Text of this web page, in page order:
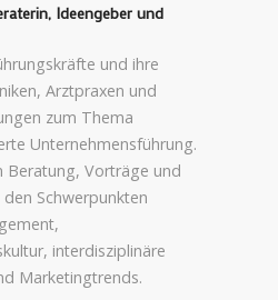
Ideengeber und
und ihre
Arztpraxen und
zum Thema
Unternehmensführung.
Beratung, Vorträge und
Schwerpunkten
interdisziplinäre
Marketingtrends.